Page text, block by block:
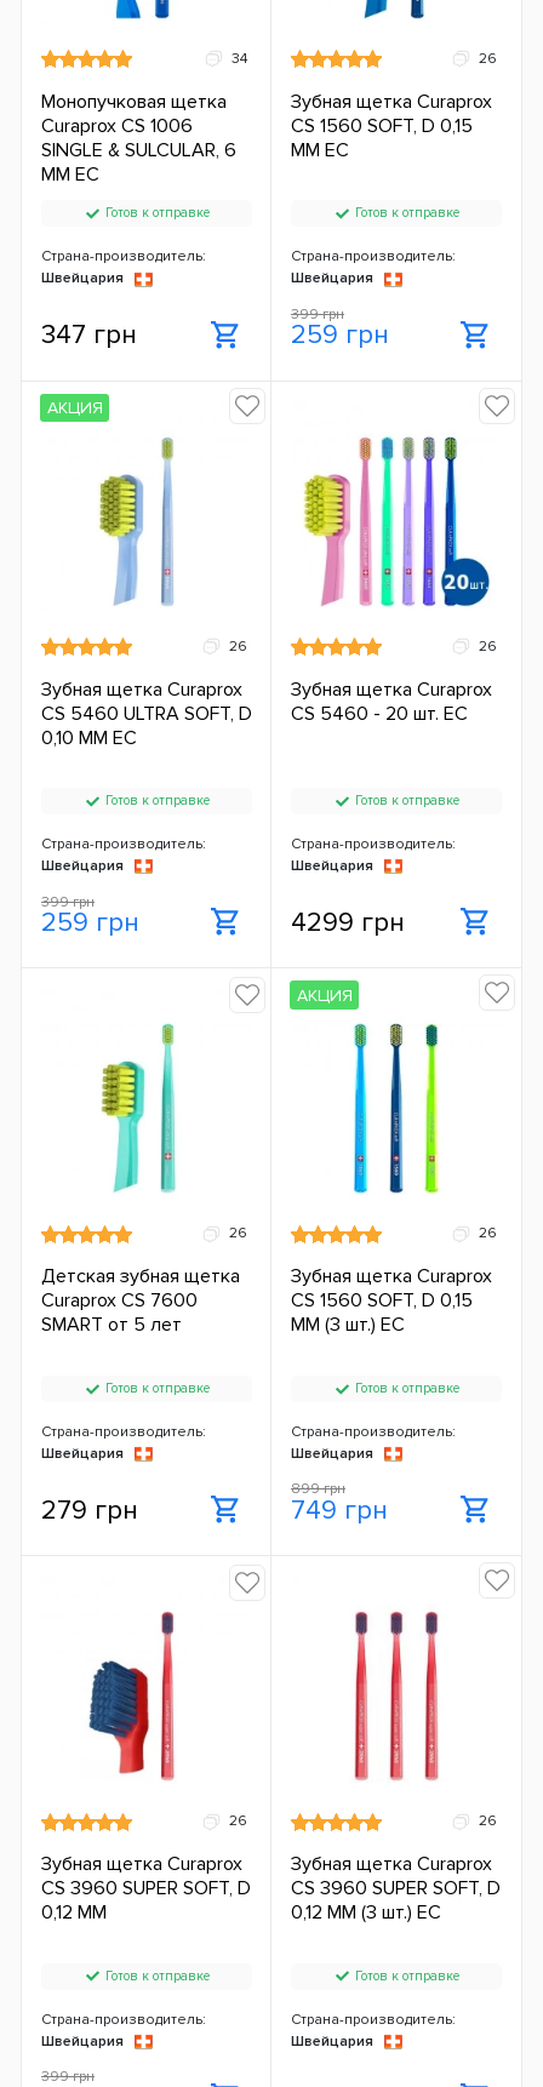
34
Монопучковая щетка
Curaprox CS 1006
SINGLE & SULCULAR, 6
ММ ЕС
Готов к отправке
Страна-производитель:
Швейцария
347 грн
26
Зубная щетка Curaprox
CS 1560 SOFT, D 0,15
ММ ЕС
Готов к отправке
Страна-производитель:
Швейцария
399 грн
259 грн
26
Зубная щетка Curaprox
CS 5460 ULTRA SOFT, D
0,10 ММ ЕС
Готов к отправке
Страна-производитель:
Швейцария
399 грн
259 грн
АКЦИЯ
26
Зубная щетка Curaprox
CS 5460 - 20 шт. ЕС
Готов к отправке
Страна-производитель:
Швейцария
4299 грн
26
Детская зубная щетка
Curaprox CS 7600
SMART от 5 лет
Готов к отправке
Страна-производитель:
Швейцария
279 грн
26
Зубная щетка Curaprox
CS 1560 SOFT, D 0,15
ММ (3 шт.) ЕС
Готов к отправке
Страна-производитель:
Швейцария
899 грн
749 грн
АКЦИЯ
26
Зубная щетка Curaprox
CS 3960 SUPER SOFT, D
0,12 ММ
Готов к отправке
Страна-производитель:
Швейцария
399 грн
26
Зубная щетка Curaprox
CS 3960 SUPER SOFT, D
0,12 ММ (3 шт.) ЕС
Готов к отправке
Страна-производитель:
Швейцария